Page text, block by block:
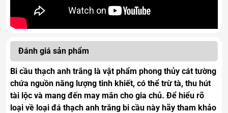
Đánh giá sản phẩm
Bi cầu thạch anh trắng là vật phẩm phong thủy cát tường
chứa nguồn năng lượng tinh khiết, có thể trừ tà, thu hút
tài lộc và mang đến may mắn cho gia chủ. Để hiểu rõ
loại về loại đá thạch anh trắng bi cầu này hãy tham khảo